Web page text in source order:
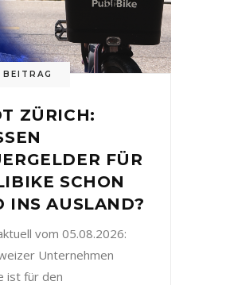
ZÜRICH:
FÜR
SCHON
INS AUSLAND?
vom 05.08.2026:
Unternehmen
ist für den